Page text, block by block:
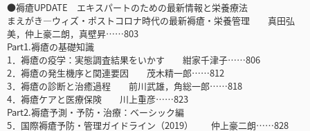
●褥瘡UPDATE エキスパートのための最新情報と栄養療法
まえがき―ウィズ・ポストコロナ時代の最新褥瘡・栄養管理 真田弘
美，仲上豪二朗，真壁昇……803
Part1.褥瘡の基礎知識
1．褥瘡の疫学：実態調査結果をいかす 紺家千津子……806
2．褥瘡の発生機序と関連要因 茂木精一郎……812
3．褥瘡の診断と治癒過程 前川武雄，角総一郎……818
4．褥瘡ケアと医療保険 川上重彦……823
Part2.褥瘡予測・予防・治療：ベーシック編
5．国際褥瘡予防・管理ガイドライン（2019） 仲上豪二朗……828